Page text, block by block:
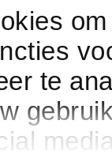
te